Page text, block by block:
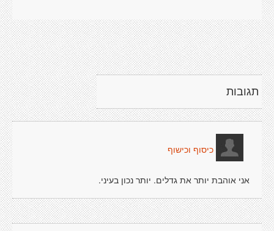
תגובות
כיסוף וכישוף
אני אוהבת יותר את גדלים. יותר נכון בעיני.